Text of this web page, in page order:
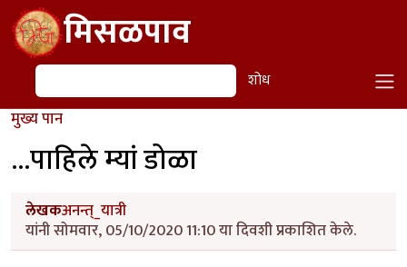
Skip to main contentमिसळपाव
शोध शोध
मुख्य पान
...पाहिले म्यां डोळा
लेखकअनन्त्_यात्री
यांनी सोमवार, 05/10/2020 11:10 या दिवशी प्रकाशित केले.